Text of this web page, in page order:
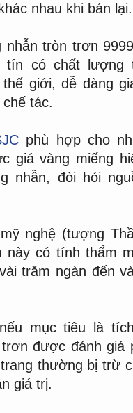
nhau khi bán lại.
nhẫn tròn trơn
tín có chất lượng
giới, dễ dàng
tác.
phù hợp cho
giá vàng miếng
nhẫn, đòi hỏi
nghệ (tượng
này có tính thẩm
trăm ngàn đến
mục tiêu là
được đánh
thường bị trừ
giá trị.